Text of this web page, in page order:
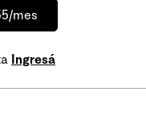
mes
Ingresá